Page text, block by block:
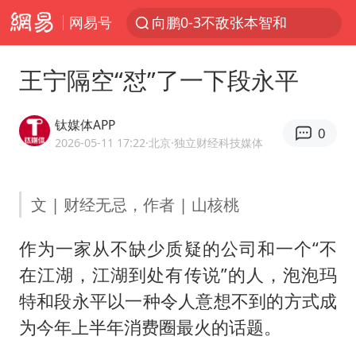
网易号
向鹏0-3不敌张本智和
四川宜宾市高县4.9级地震致1人死亡
刘国正说向鹏打得很窝囊
国防部：中国军队坚决反制任何闹海挑衅图谋
百花奖开幕式
广东雷州通报特教老师招聘违规事件
王宁隔空“怼”了一下段永平
钛媒体APP
2026-05-11 17:22·北京·独立财经科技媒体
0
文 | 财经无忌，作者 | 山核桃
作为一家从不缺少质疑的公司和一个“不
在江湖，江湖到处有传说”的人，泡泡玛
特和段永平以一种令人意想不到的方式成
为今年上半年消费圈最火的话题。